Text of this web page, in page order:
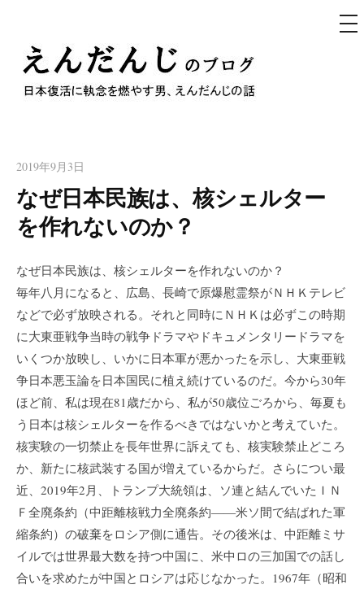
ン
テ
キ
ッ
メ
ニ
2019年9月3日
なぜ日本民族は、核シェルター
を作れないのか？
なぜ日本民族は、核シェルターを作れないのか？
毎年八月になると、広島、長崎で原爆慰霊祭がＮＨＫテレビ
などで必ず放映される。それと同時にＮＨＫは必ずこの時期
に大東亜戦争当時の戦争ドラマやドキュメンタリードラマを
いくつか放映し、いかに日本軍が悪かったを示し、大東亜戦
争日本悪玉論を日本国民に植え続けているのだ。今から30年
ほど前、私は現在81歳だから、私が50歳位ごろから、毎夏も
う日本は核シェルターを作るべきではないかと考えていた。
核実験の一切禁止を長年世界に訴えても、核実験禁止どころ
か、新たに核武装する国が増えているからだ。さらについ最
近、2019年2月、トランプ大統領は、ソ連と結んでいたＩＮ
Ｆ全廃条約（中距離核戦力全廃条約――米ソ間で結ばれた軍
縮条約）の破棄をロシア側に通告。その後米は、中距離ミサ
イルでは世界最大数を持つ中国に、米中ロの三加国での話し
合いを求めたが中国とロシアは応じなかった。1967年（昭和